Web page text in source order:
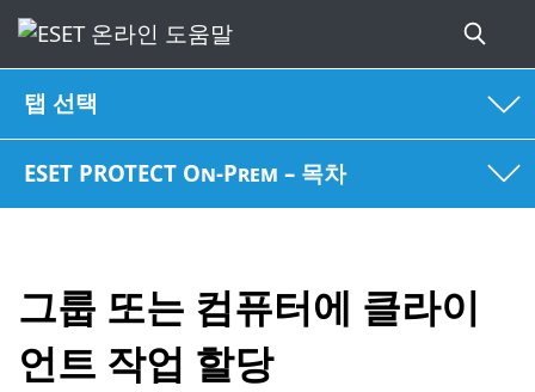
탭 선택
ESET PROTECT On-Prem – 목차
그룹 또는 컴퓨터에 클라이
언트 작업 할당